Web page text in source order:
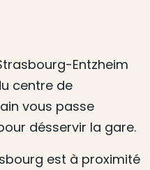
Entzheim
centre de
vous passe
désservir la gare.
est à proximité